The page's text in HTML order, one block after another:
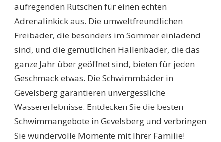
aufregenden Rutschen für einen echten
Adrenalinkick aus. Die umweltfreundlichen
Freibäder, die besonders im Sommer einladend
sind, und die gemütlichen Hallenbäder, die das
ganze Jahr über geöffnet sind, bieten für jeden
Geschmack etwas. Die Schwimmbäder in
Gevelsberg garantieren unvergessliche
Wassererlebnisse. Entdecken Sie die besten
Schwimmangebote in Gevelsberg und verbringen
Sie wundervolle Momente mit Ihrer Familie!